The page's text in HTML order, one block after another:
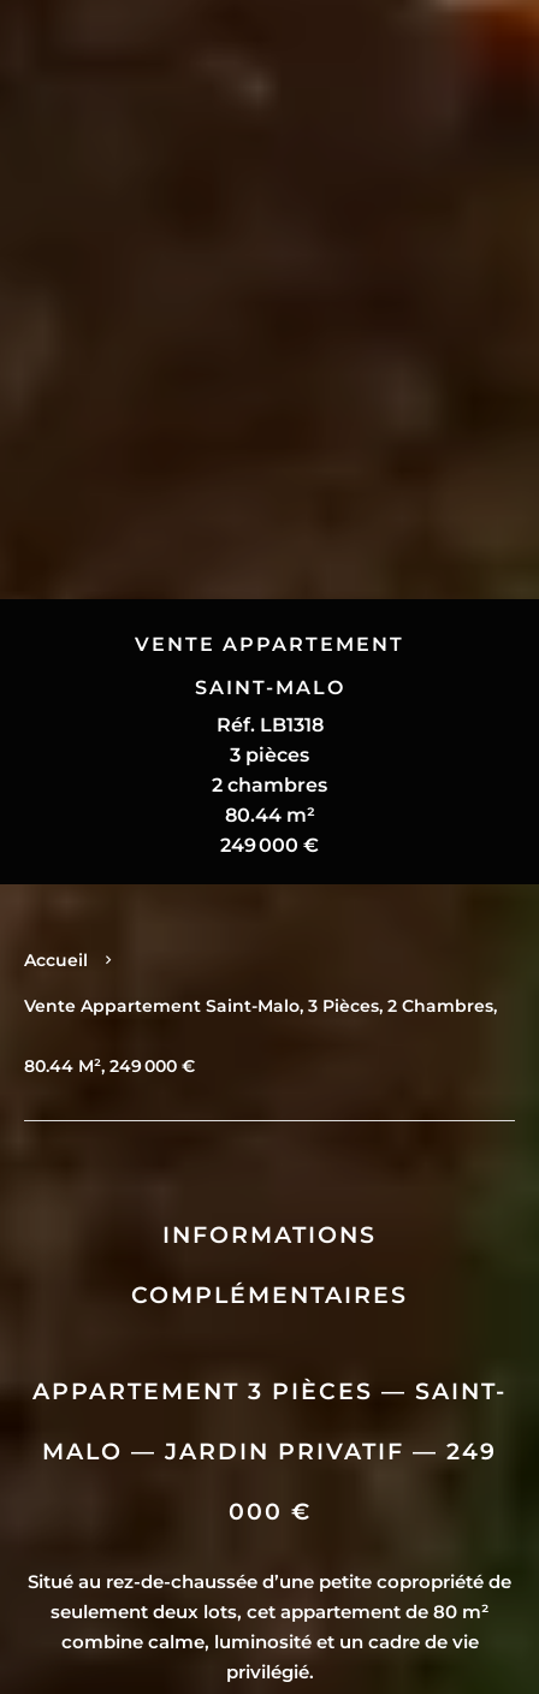
VENTE APPARTEMENT
SAINT-MALO
Réf. LB1318
3 pièces
2 chambres
80.44 m²
249 000 €
Accueil
Vente Appartement Saint-Malo, 3 Pièces, 2 Chambres,
80.44 M², 249 000 €
INFORMATIONS
COMPLÉMENTAIRES
APPARTEMENT 3 PIÈCES — SAINT-
MALO — JARDIN PRIVATIF — 249
000 €
Situé au rez-de-chaussée d’une petite copropriété de
seulement deux lots, cet appartement de 80 m²
combine calme, luminosité et un cadre de vie
privilégié.